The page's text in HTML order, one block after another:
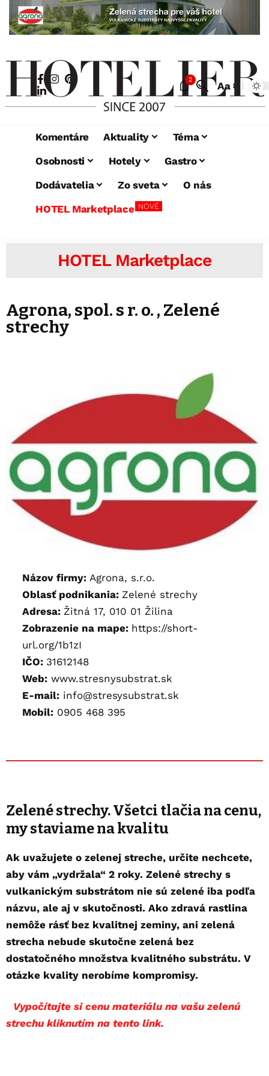
2
Aa
Komentáre Aktuality
Téma
Osobnosti
Hotely
Gastro
Dodávatelia
Zo sveta
O nás
HOTEL Marketplace NOVÉ
HOTEL Marketplace
Agrona, spol. s r. o. , Zelené
strechy
Názov firmy: Agrona, s.r.o.
Oblasť podnikania: Zelené strechy
Adresa: Žitná 17, 010 01 Žilina
Zobrazenie na mape: https://short-
url.org/1b1zI
IČO: 31612148
Web: www.stresnysubstrat.sk
E-mail: info@stresysubstrat.sk
Mobil: 0905 468 395
Zelené strechy. Všetci tlačia na cenu,
my staviame na kvalitu
Ak uvažujete o zelenej streche, určite nechcete,
aby vám „vydržala“ 2 roky. Zelené strechy s
vulkanickým substrátom nie sú zelené iba podľa
názvu, ale aj v skutočnosti. Ako zdravá rastlina
nemôže rásť bez kvalitnej zeminy, ani zelená
strecha nebude skutočne zelená bez
dostatočného množstva kvalitného substrátu. V
otázke kvality nerobíme kompromisy.
Vypočítajte si cenu materiálu na vašu zelenú
strechu kliknutím na tento link.